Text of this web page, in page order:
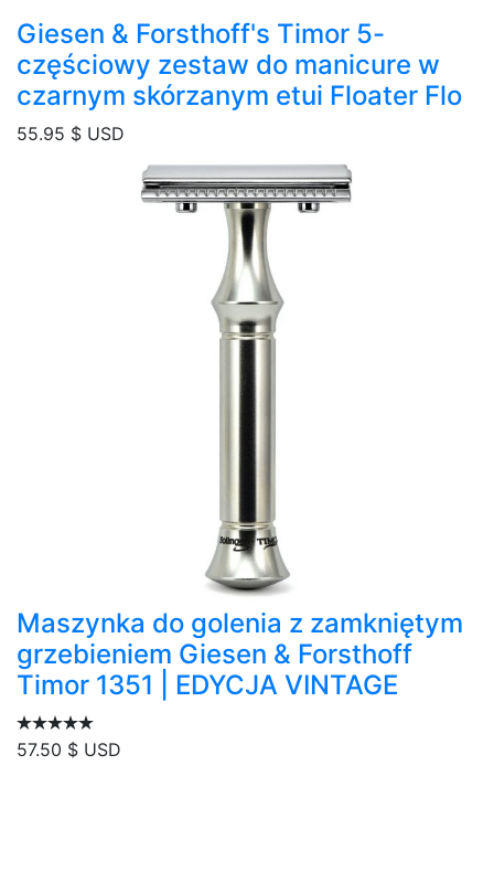
Giesen & Forsthoff's Timor 5-
częściowy zestaw do manicure w
czarnym skórzanym etui Floater Flo
55.95 $ USD
Maszynka do golenia z zamkniętym
grzebieniem Giesen & Forsthoff
Timor 1351 | EDYCJA VINTAGE
57.50 $ USD